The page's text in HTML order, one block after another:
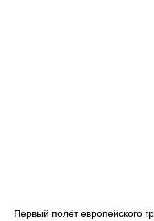
Первый полёт европейского